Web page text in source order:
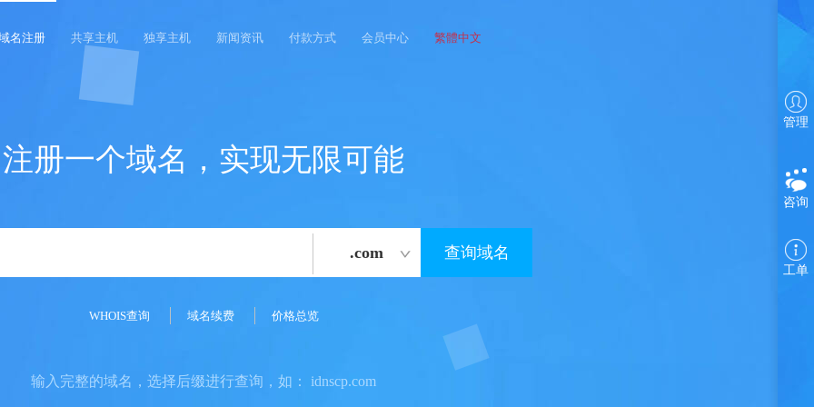
名注册 共享主机 独享主机 新闻资讯 付款方式 会员中心 繁體中文
管理
咨询
工单
注册一个域名，实现无限可能
.com
WHOIS查询 域名续费 价格总览
输入完整的域名，选择后缀进行查询，如： idnscp.com